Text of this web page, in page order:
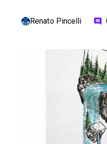
Renato Pincelli comment